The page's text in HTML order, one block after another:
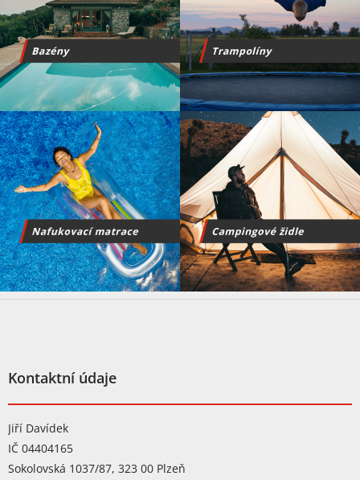
Z
Kontaktní údaje
Jiří Davídek
IČ 04404165
Sokolovská 1037/87, 323 00 Plzeň